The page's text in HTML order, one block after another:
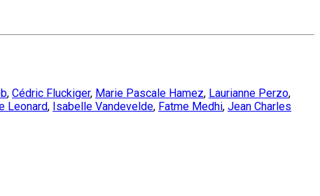
, Cédric Fluckiger, Marie Pascale Hamez, Laurianne Perzo,
Leonard, Isabelle Vandevelde, Fatme Medhi, Jean Charles